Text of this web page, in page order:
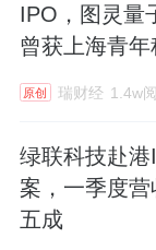
IPO，图灵量
曾获上海青
原创 瑞财经 1.4w
绿联科技赴
案，一季度
五成